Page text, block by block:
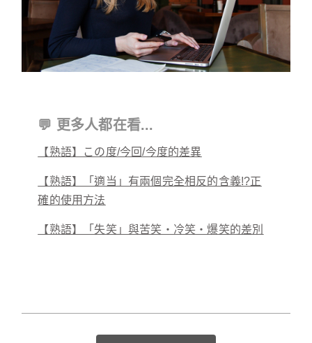
💬 更多人都在看...
【熟語】この度/今回/今度的差異
【熟語】「適当」有兩個完全相反的含義!?正
確的使用方法
【熟語】「失笑」與苦笑・冷笑・爆笑的差別